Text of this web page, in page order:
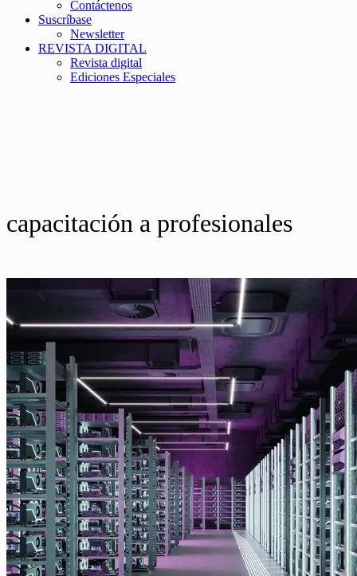
Contáctenos
Suscríbase
Newsletter
REVISTA DIGITAL
Revista digital
Ediciones Especiales
capacitación a profesionales